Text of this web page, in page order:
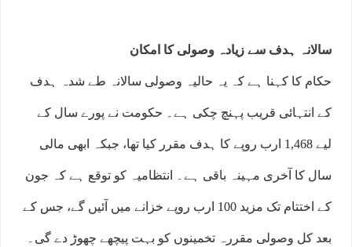
سالانہ ہدف سے زیادہ وصولی کا امکان
حکام کا کہنا ہے کہ یہ حالیہ وصولی سالانہ طے شدہ ہدف
کے انتہائی قریب پہنچ چکی ہے۔ حکومت نے پورے سال کے
لیے 1,468 ارب روپے کا ہدف مقرر کیا تھا، جبکہ ابھی مالی
سال کا آخری مہینہ باقی ہے۔ انتظامیہ کو توقع ہے کہ جون
کے اختتام تک مزید 100 ارب روپے خزانے میں آئیں گے، جس کے
بعد کل وصولی مقررہ تخمینوں کو بہت پیچھے چھوڑ دے گی۔